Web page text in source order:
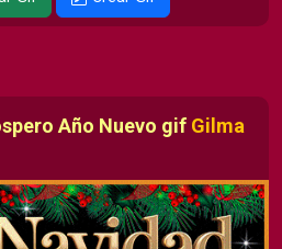
Año Nuevo gif Gilma